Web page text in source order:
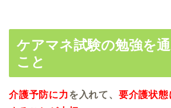
ケアマネ試験の勉強を
こと
介護予防に力を入れて、 要介護状態